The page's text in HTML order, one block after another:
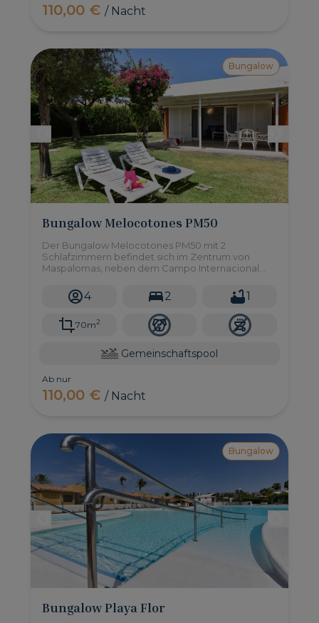
110,00 €/ Nacht
Bungalow
Bungalow Melocotones PM50
Der Bungalow Melocotones PM50 mit 2
Schlafzimmern befindet sich im Zentrum von
Maspalomas, neben dem Campo Internacional
von Maspalomas und Meloneras entfernt.
4 2 1
70m2
Gemeinschaftspool
Ab nur
110,00 €/ Nacht
Bungalow
Bungalow Playa Flor